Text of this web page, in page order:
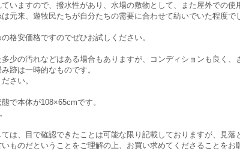
いますので、撥水性があり、水場の敷物として、また屋外での使
は元来、遊牧民たちが自分たちの需要に合わせて紡いでいた程度
格安価格ですのでぜひお試しください。
少の汚れなどはある場合もありますが、コンディションも良く、
跡は一時的なものです。
さい。
で本体が108×65cmです。
は、目で確認できたことは可能な限り記載しておりますが、見
ものだということをご理解の上、お買い求めてくださることをお